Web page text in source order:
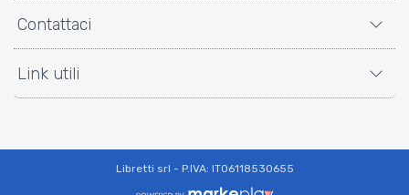
Contattaci
Link utili
Libretti srl - P.IVA: IT06118530655